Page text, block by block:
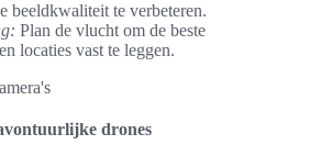
beeldkwaliteit te verbeteren.
Plan de vlucht om de beste
locaties vast te leggen.
drones